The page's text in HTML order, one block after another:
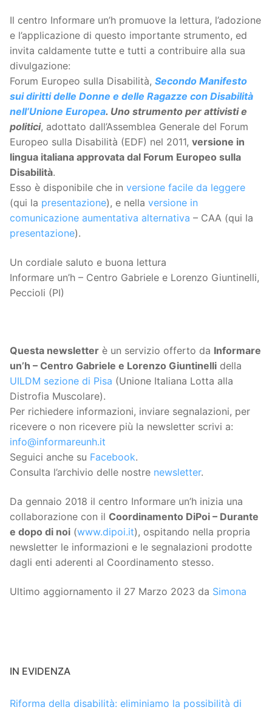
Il centro Informare un’h promuove la lettura, l’adozione
e l’applicazione di questo importante strumento, ed
invita caldamente tutte e tutti a contribuire alla sua
divulgazione:
Forum Europeo sulla Disabilità, Secondo Manifesto
sui diritti delle Donne e delle Ragazze con Disabilità
nell’Unione Europea. Uno strumento per attivisti e
politici, adottato dall’Assemblea Generale del Forum
Europeo sulla Disabilità (EDF) nel 2011, versione in
lingua italiana approvata dal Forum Europeo sulla
Disabilità.
Esso è disponibile che in versione facile da leggere
(qui la presentazione), e nella versione in
comunicazione aumentativa alternativa – CAA (qui la
presentazione).
Un cordiale saluto e buona lettura
Informare un’h – Centro Gabriele e Lorenzo Giuntinelli,
Peccioli (PI)
Questa newsletter è un servizio offerto da Informare
un’h – Centro Gabriele e Lorenzo Giuntinelli della
UILDM sezione di Pisa (Unione Italiana Lotta alla
Distrofia Muscolare).
Per richiedere informazioni, inviare segnalazioni, per
ricevere o non ricevere più la newsletter scrivi a:
info@informareunh.it
Seguici anche su Facebook.
Consulta l’archivio delle nostre newsletter.
Da gennaio 2018 il centro Informare un’h inizia una
collaborazione con il Coordinamento DiPoi – Durante
e dopo di noi (www.dipoi.it), ospitando nella propria
newsletter le informazioni e le segnalazioni prodotte
dagli enti aderenti al Coordinamento stesso.
Ultimo aggiornamento il 27 Marzo 2023 da Simona
IN EVIDENZA
Riforma della disabilità: eliminiamo la possibilità di